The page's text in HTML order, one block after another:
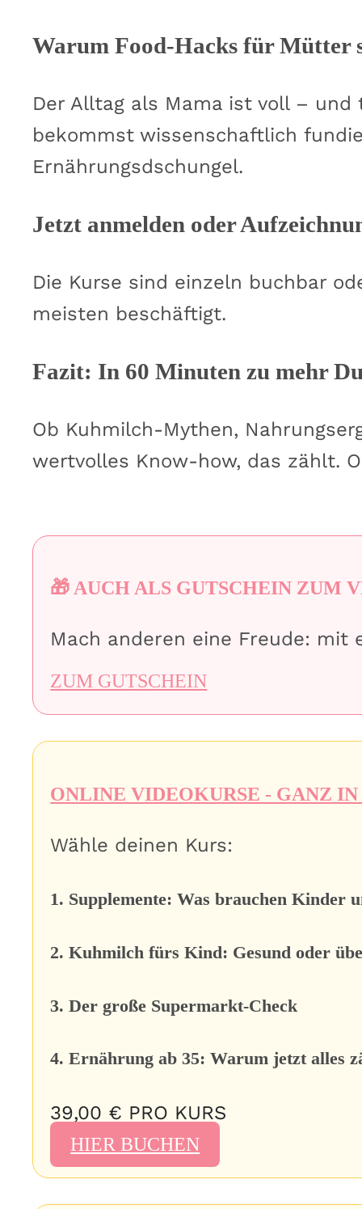
Warum Food-Hacks für Mütter
Der Alltag als Mama ist voll –
bekommst wissenschaftlich
Ernährungsdschungel.
Jetzt anmelden oder
Die Kurse sind einzeln buchbar
meisten beschäftigt.
Fazit: In 60 Minuten zu mehr
Ob Kuhmilch-Mythen,
wertvolles Know-how, das zählt.
🎁 AUCH ALS GUTSCHEIN ZUM
Mach anderen eine Freude:
ZUM GUTSCHEIN
ONLINE VIDEOKURSE - GANZ
Wähle deinen Kurs:
1. Supplemente: Was brauchen Kinder
2. Kuhmilch fürs Kind: Gesund oder
3. Der große Supermarkt-Check
4. Ernährung ab 35: Warum jetzt alles
39,00 € PRO KURS
HIER BUCHEN